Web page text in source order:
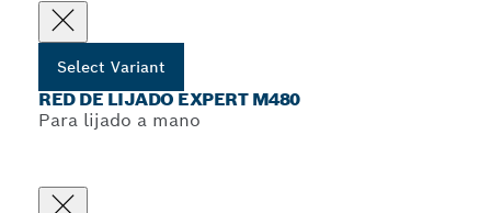
Select Variant
RED DE LIJADO EXPERT M480
Para lijado a mano